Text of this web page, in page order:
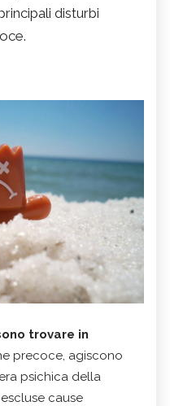
disturbi
trovare in
precoce, agiscono
psichica della
cause